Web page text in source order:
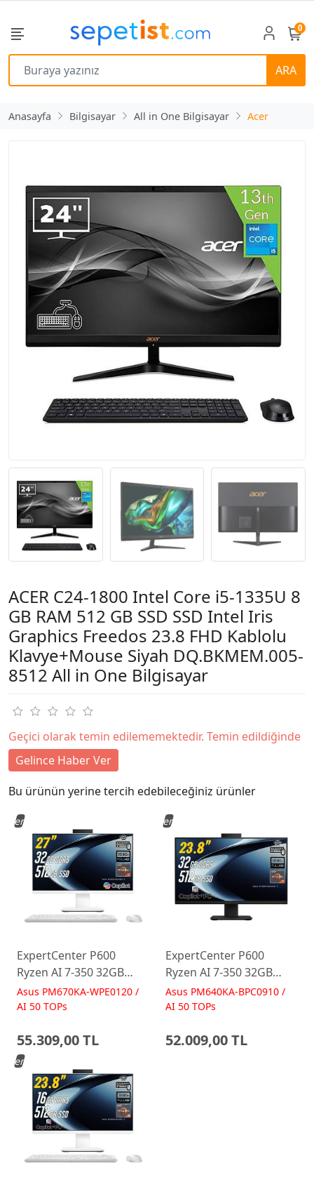
ARA
0
Anasayfa Bilgisayar All in One Bilgisayar Acer
ACER C24-1800 Intel Core i5-1335U 8
GB RAM 512 GB SSD SSD Intel Iris
Graphics Freedos 23.8 FHD Kablolu
Klavye+Mouse Siyah DQ.BKMEM.005-
8512 All in One Bilgisayar
Geçici olarak temin edilememektedir. Temin edildiğinde
Gelince Haber Ver
Bu ürünün yerine tercih edebileceğiniz ürünler
ExpertCenter P600
Ryzen AI 7-350 32GB
512GB 27 FreeDos Beyaz
AI-Powered AIO
Asus PM670KA-WPE0120 /
AI 50 TOPs
55.309,00 TL
Yeni
ExpertCenter P600
Ryzen AI 7-350 32GB
512GB 23.8 FreeDos
Siyah AI-Powered AIO
Asus PM640KA-BPC0910 /
AI 50 TOPs
52.009,00 TL
Yeni
Yeni